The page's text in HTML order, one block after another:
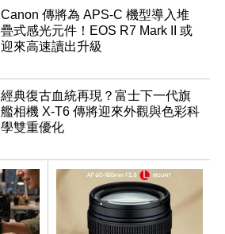
Canon 傳將為 APS-C 機型導入堆
疊式感光元件！EOS R7 Mark II 或
迎來高速讀出升級
經典復古血統再現？富士下一代旗
艦相機 X-T6 傳將迎來外觀與色彩科
學雙重優化